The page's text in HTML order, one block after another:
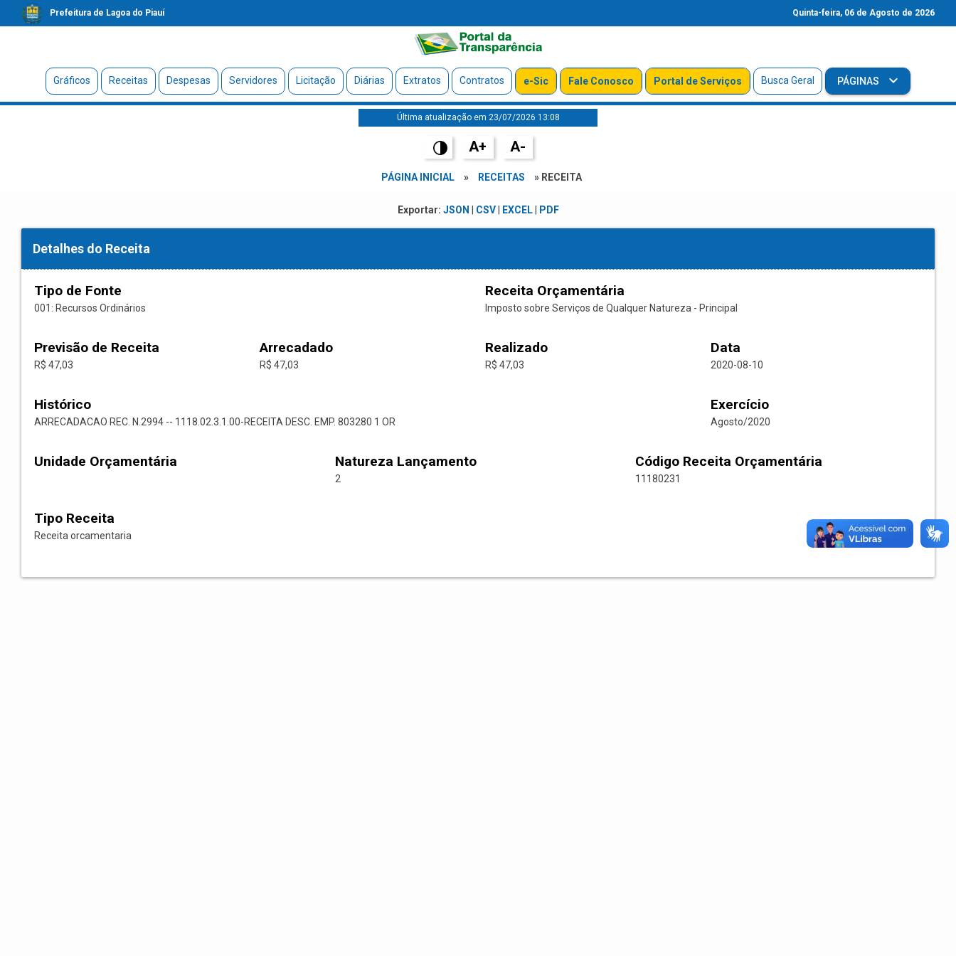
Prefeitura de Lagoa do Piauí Quinta-feira, 06 de Agosto de 2026
Gráficos Receitas Despesas Servidores Licitação Diárias Extratos Contratos e-Sic Fale Conosco Portal de Serviços Busca Geral PÁGINAS
Última atualização em 23/07/2026 13:08
A+ A-
PÁGINA INICIAL » RECEITAS » RECEITA
Exportar: JSON CSV| EXCEL| PDF
Detalhes do Receita
Tipo de Fonte
001: Recursos Ordinários
Receita Orçamentária
Imposto sobre Serviços de Qualquer Natureza - Principal
Previsão de Receita
R$ 47,03
Arrecadado
R$ 47,03
Realizado
R$ 47,03
Data
2020-08-10
Histórico
ARRECADACAO REC. N.2994 -- 1118.02.3.1.00-RECEITA DESC. EMP. 803280 1 OR
Exercício
Agosto/2020
Unidade Orçamentária Natureza Lançamento
2
Código Receita Orçamentária
11180231
Tipo Receita
Receita orcamentaria